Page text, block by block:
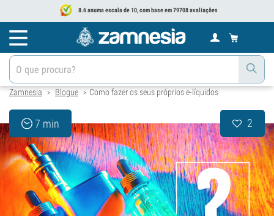
8.6 anuma escala de 10, com base em 79708 avaliações
Zamnesia > Blogue > Como fazer os seus próprios e-líquidos
7 min 2